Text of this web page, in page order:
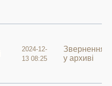
2024-12-
13 08:25
Звернення
у архиві